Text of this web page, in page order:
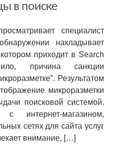
в поиске
специалист
накладывает
приходит в Search
причина санкции
Результатом
микроразметки
поисковой системой.
магазином,
сетях для сайта услуг
внимание, […]